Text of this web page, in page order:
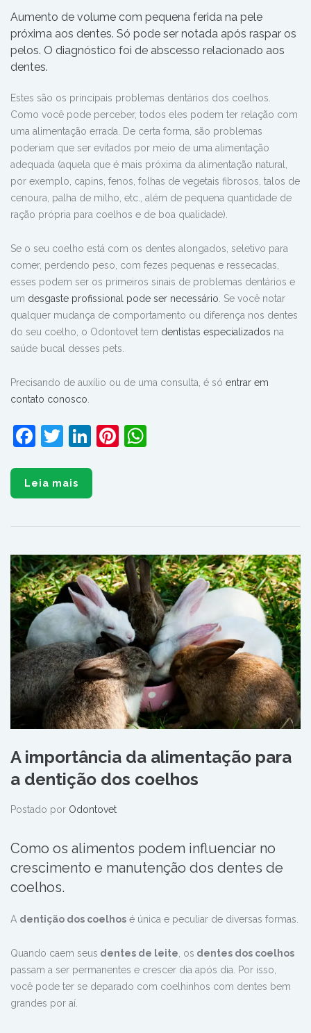
Aumento de volume com pequena ferida na pele
próxima aos dentes. Só pode ser notada após raspar os
pelos. O diagnóstico foi de abscesso relacionado aos
dentes.
Estes são os principais problemas dentários dos coelhos.
Como você pode perceber, todos eles podem ter relação com
uma alimentação errada. De certa forma, são problemas
poderiam que ser evitados por meio de uma alimentação
adequada (aquela que é mais próxima da alimentação natural,
por exemplo, capins, fenos, folhas de vegetais fibrosos, talos de
cenoura, palha de milho, etc., além de pequena quantidade de
ração própria para coelhos e de boa qualidade).
Se o seu coelho está com os dentes alongados, seletivo para
comer, perdendo peso, com fezes pequenas e ressecadas,
esses podem ser os primeiros sinais de problemas dentários e
um desgaste profissional pode ser necessário . Se você notar
qualquer mudança de comportamento ou diferença nos dentes
do seu coelho, o Odontovet tem dentistas especializados na
saúde bucal desses pets.
Precisando de auxílio ou de uma consulta, é só entrar em
contato conosco
Facebook
Twitter
LinkedIn
Pinterest
Leia mais
A importância da alimentação para
a dentição dos coelhos
Postado por Odontovet
Como os alimentos podem influenciar no
crescimento e manutenção dos dentes de
coelhos.
A dentição dos coelhos é única e peculiar de diversas formas.
Quando caem seus dentes de leite , os dentes dos coelhos
passam a ser permanentes e crescer dia após dia. Por isso,
você pode ter se deparado com coelhinhos com dentes bem
grandes por aí.